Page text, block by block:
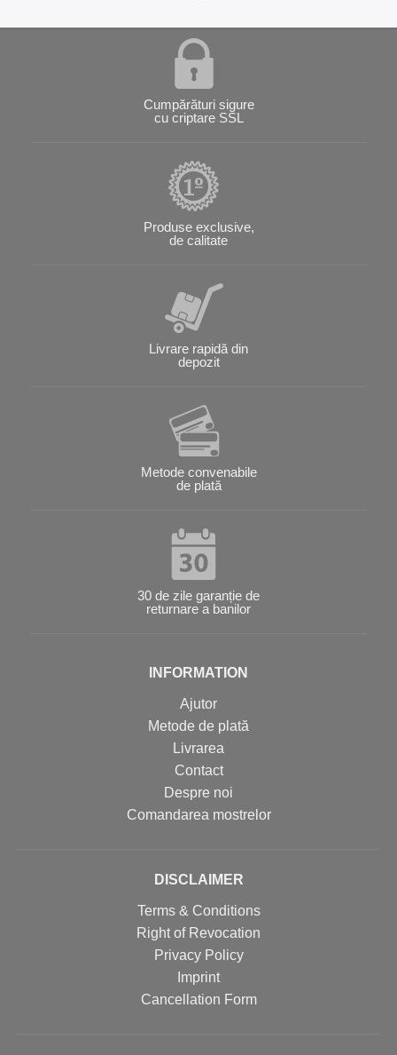
Cumpărături sigure
cu criptare SSL
Produse exclusive,
de calitate
Livrare rapidă din
depozit
Metode convenabile
de plată
30 de zile garanție de
returnare a banilor
INFORMATION
Ajutor
Metode de plată
Livrarea
Contact
Despre noi
Comandarea mostrelor
DISCLAIMER
Terms & Conditions
Right of Revocation
Privacy Policy
Imprint
Cancellation Form